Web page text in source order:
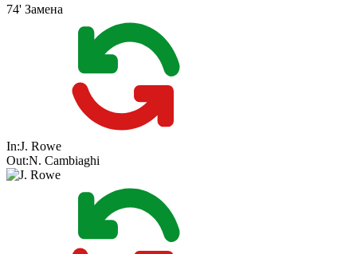
74' Замена
In:J. Rowe
Out:N. Cambiaghi